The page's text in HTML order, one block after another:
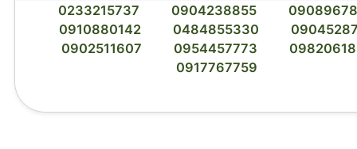
0233215737 0904238855
0910880142
0484855330
0902511607
0954457773
0917767759